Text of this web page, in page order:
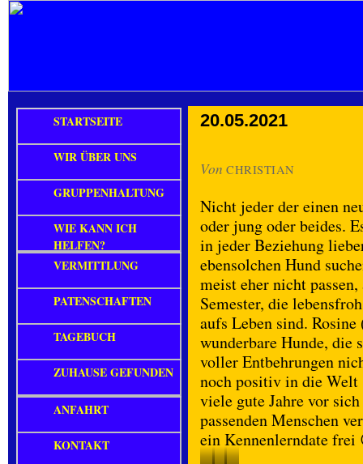
20.05.2021
Von CHRISTIAN
Nicht jeder der einen
oder jung oder beides.
in jeder Beziehung
ebensolchen Hund
meist eher nicht
Semester, die
aufs Leben sind.
wunderbare Hunde, die
voller Entbehrungen
noch positiv in die Welt
viele gute Jahre vor
passenden Menschen
ein Kennenlerndate frei
STARTSEITE
WIR ÜBER UNS
GRUPPENHALTUNG
WIE KANN ICH
HELFEN?
VERMITTLUNG
PATENSCHAFTEN
TAGEBUCH
ZUHAUSE GEFUNDEN
ANFAHRT
KONTAKT